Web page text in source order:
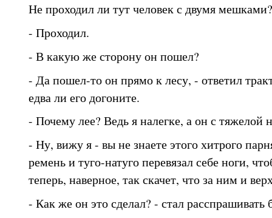
Не проходил ли тут человек с двумя мешками?
- Проходил.
- В какую же сторону он пошел?
- Да пошел-то он прямо к лесу, - ответил
едва ли его догоните.
- Почему лее? Ведь я налегке, а он с тяжелой
- Ну, вижу я - вы не знаете этого хитрого
ремень и туго-натуго перевязал себе ноги,
теперь, наверное, так скачет, что за ним и
- Как же он это сделал? - стал расспрашивать